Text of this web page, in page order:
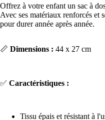
Offrez à votre enfant un sac à
Avec ses matériaux renforcés et
pour durer année après année.
📏 Dimensions : 44 x 27 cm
✅ Caractéristiques :
Tissu épais et résistant à